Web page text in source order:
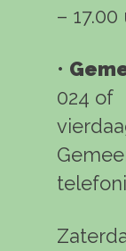
–
•
024 of